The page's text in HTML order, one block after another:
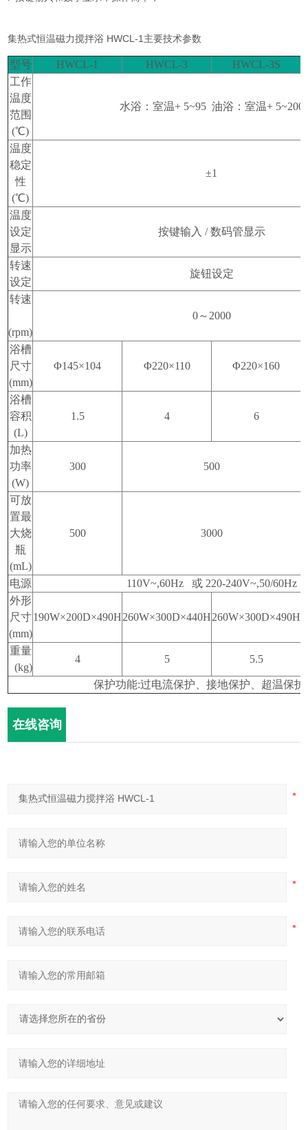
集热式恒温磁力搅拌浴 HWCL-1主要技术参数
型号 HWCL-1 HWCL-3
HWCL-3S
工作
温度
范围
(℃)
水浴：室温+ 5~95 油浴：室温+ 5~200
温度
稳定
性
(℃)
±1
温度
设定
显示
按键输入 /数码管显示
转速
设定
旋钮设定
转速
(rpm)
0～ 2000
浴槽
尺寸
(mm)
Φ145×104 Φ220×110 Φ220×160
浴槽
容积
(L)
1.5 4 6
加热
功率
(W)
300 500
可放
置最
大烧
瓶
(mL)
500 3000
电源 110V~,60Hz 或220-240V~,50/60Hz
外形
尺寸
(mm)
190W×200D×490H260W×300D×440H260W×300D×490H
重量
(kg)
4 5 5.5
保护功能:过电流保护、接地保护、超温保护
在线咨询